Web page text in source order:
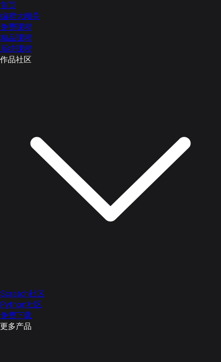
首页
编程大闯关
免费课程
精品课程
系统课程
作品社区
Scratch社区
Python社区
免费下载
更多产品